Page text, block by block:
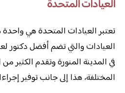
العيادات المتحدة
تعتبر العيادات المتحدة هي
العيادات والتي تضم أفضل دكتور
في المدينة المنورة وتقدم الكثير
المختلفة، هذا إلى جانب توفير